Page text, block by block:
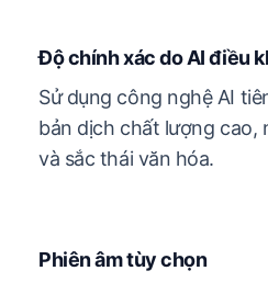
Độ chính xác do AI điều
Sử dụng công nghệ AI
bản dịch chất lượng cao,
và sắc thái văn hóa.
Phiên âm tùy chọn